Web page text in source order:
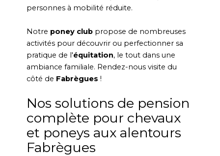
personnes à mobilité réduite.
Notre poney club propose de nombreuses
activités pour découvrir ou perfectionner sa
pratique de l'équitation, le tout dans une
ambiance familiale. Rendez-nous visite du
côté de Fabrègues !
Nos solutions de pension
complète pour chevaux
et poneys aux alentours
Fabrègues